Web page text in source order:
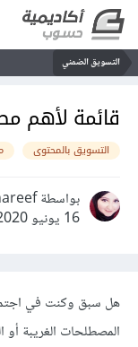
التسويق الضمني
قائمة لأهم
التسويق بالمحتوى
بواسطة Eman Alshareef
16 يونيو 2020
هل سبق وكنت في
المصطلحات الغريبة أو